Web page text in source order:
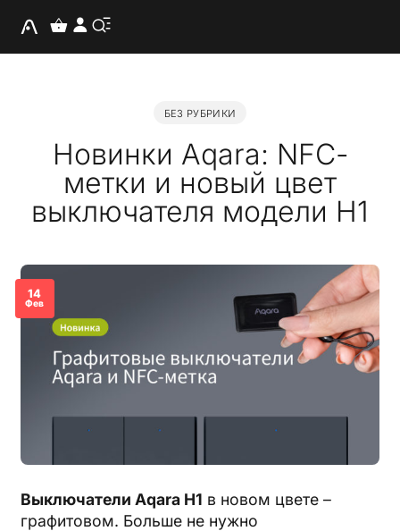
БЕЗ РУБРИКИ
Новинки Aqara: NFC-
метки и новый цвет
выключателя модели H1
14
Фев
Выключатели Aqara H1 в новом цвете –
графитовом. Больше не нужно